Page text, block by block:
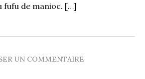
fufu de manioc. […]
UN COMMENTAIRE